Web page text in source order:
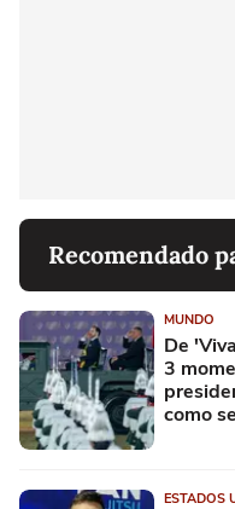
Recomendado
MUNDO
De
3
como
ESTADOS